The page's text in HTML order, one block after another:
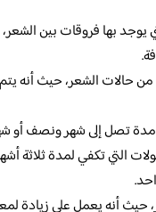
بها فروقات بين
حالات الشعر، حيث أنه
مدة تصل إلى شهر ونصف أو
التي تكفي لمدة ثلاثة
حيث أنه يعمل على زيادة